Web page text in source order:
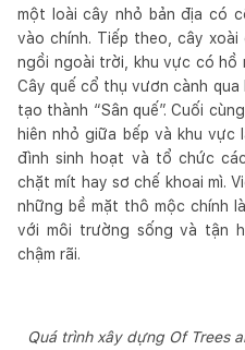
một loài cây nhỏ bản địa có
vào chính. Tiếp theo, cây
ngồi ngoài trời, khu vực có hồ
Cây quế cổ thụ vươn cành qua
tạo thành “Sân quế”. Cuối
hiên nhỏ giữa bếp và khu vực
đình sinh hoạt và tổ chức
chặt mít hay sơ chế khoai mì.
những bề mặt thô mộc chính
với môi trường sống và tận
chậm rãi.
Quá trình xây dựng Of Trees